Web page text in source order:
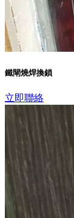
鐵閘燒焊換鎖
立即聯絡